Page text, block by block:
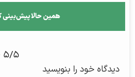
همین حالا پیش‌بینی
۵/۵ - (۱ امتیاز)
دیدگاه خود را بنویسید